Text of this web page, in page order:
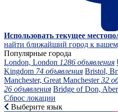
Использовать текущее
найти ближайший город к
Популярные города
London, London 1286 объявления
Kingdom 74 объявления Bristol,
Manchester, Great Manchester32
26 объявления Bridge of Don,
Сброс локации
Выберите язык